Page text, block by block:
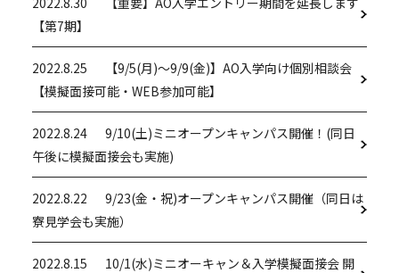
【第7期】
2022.8.25
【9/5(月)～9/9(金)】AO入学向け個別相談会
【模擬面接可能・WEB参加可能】
2022.8.24
9/10(土)ミニオープンキャンパス開催！(同日
午後に模擬面接会も実施)
2022.8.22
9/23(金・祝)オープンキャンパス開催（同日は
寮見学会も実施）
2022.8.15
10/1(水)ミニオーキャン＆入学模擬面接会 開